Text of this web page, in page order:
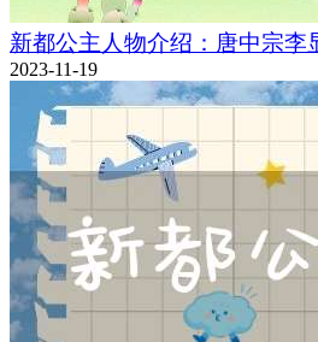
新都公主人物介绍：唐中宗李
2023-11-19